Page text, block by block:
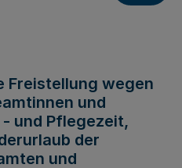
Freistellung wegen
und
und Pflegezeit,
der
und